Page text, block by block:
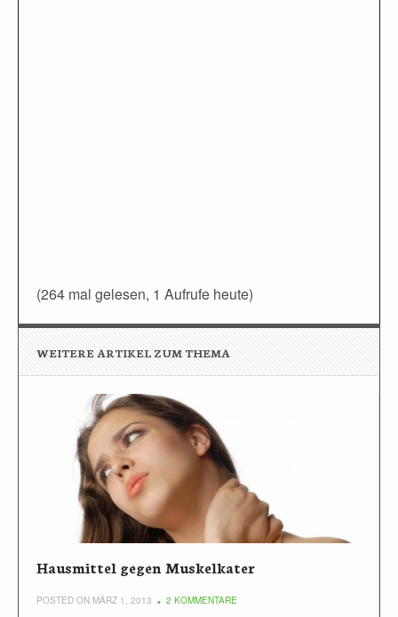
(264 mal gelesen, 1 Aufrufe heute)
WEITERE ARTIKEL ZUM THEMA
Hausmittel gegen Muskelkater
POSTED ON MÄRZ 1, 2013 2 KOMMENTARE